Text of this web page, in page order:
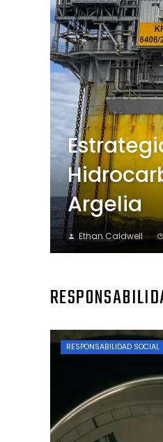
Argelia
Ethan Caldwell
RESPONSABILIDAD SOCIAL